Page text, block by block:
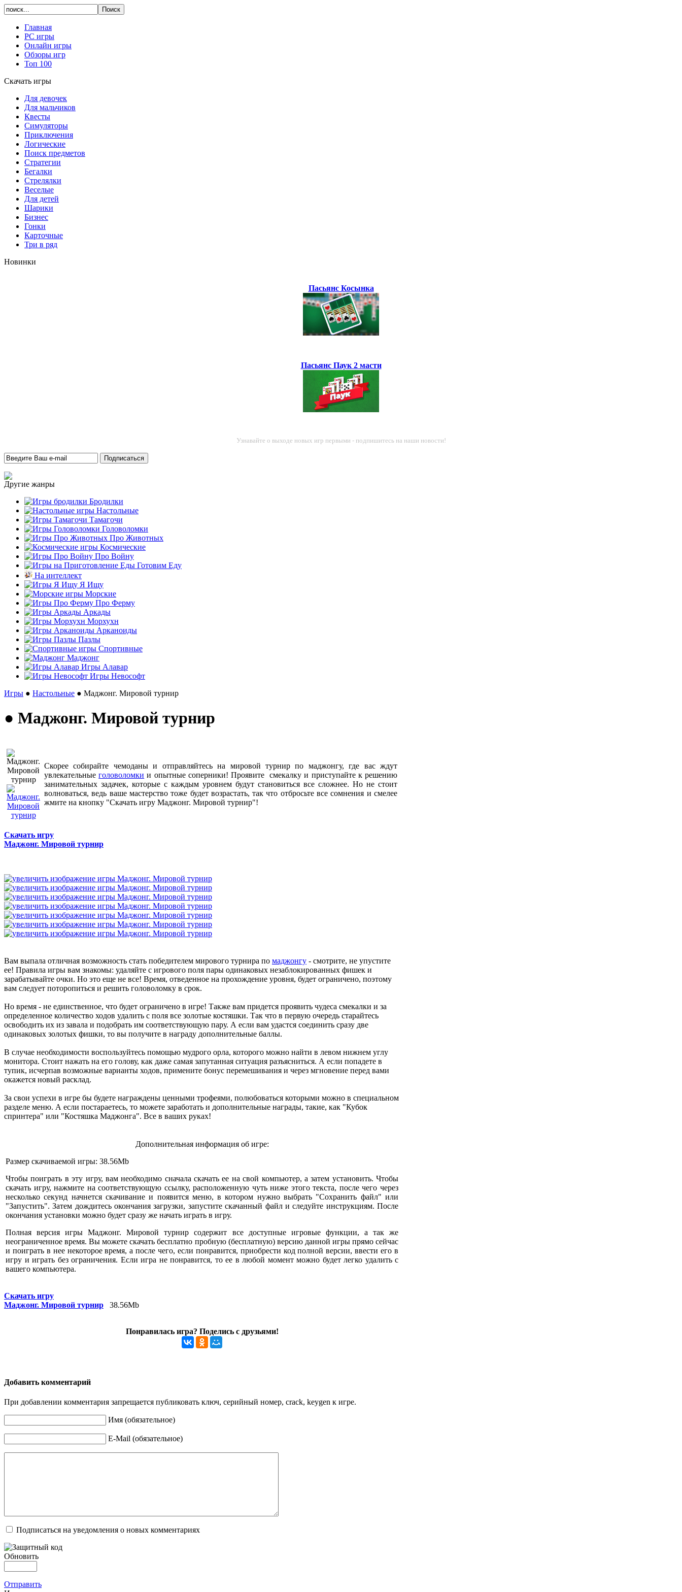
Главная
PC игры
Онлайн игры
Обзоры игр
Топ 100
Скачать игры
Для девочек
Для мальчиков
Квесты
Симуляторы
Приключения
Логические
Поиск предметов
Стратегии
Бегалки
Стрелялки
Веселые
Для детей
Шарики
Бизнес
Гонки
Карточные
Три в ряд
Новинки
Пасьянс Косынка
Пасьянс Паук 2 масти
Узнавайте о выходе новых игр первыми - подпишитесь на наши новости!
Другие жанры
Бродилки
Настольные
Тамагочи
Головоломки
Про Животных
Космические
Про Войну
Готовим Еду
На интеллект
Я Ищу
Морские
Про Ферму
Аркады
Морхухн
Арканоиды
Пазлы
Спортивные
Маджонг
Игры Алавар
Игры Невософт
Игры ● Настольные ● Маджонг. Мировой турнир
● Маджонг. Мировой турнир
Скорее собирайте чемоданы и отправляйтесь на мировой турнир по маджонгу, где вас ждут
увлекательныеголоволомки и опытные соперники! Проявите смекалку и приступайте к решению
занимательных задачек, которые с каждым уровнем будут становиться все сложнее. Но не стоит
волноваться, ведь ваше мастерство тоже будет возрастать, так что отбросьте все сомнения и смелее
жмите на кнопку "Скачать игру Маджонг. Мировой турнир"!
Скачать игру
Маджонг. Мировой турнир
Вам выпала отличная возможность стать победителем мирового турнира по маджонгу - смотрите, не упустите
ее! Правила игры вам знакомы: удаляйте с игрового поля пары одинаковых незаблокированных фишек и
зарабатывайте очки. Но это еще не все! Время, отведенное на прохождение уровня, будет ограничено, поэтому
вам следует поторопиться и решить головоломку в срок.
Но время - не единственное, что будет ограничено в игре! Также вам придется проявить чудеса смекалки и за
определенное количество ходов удалить с поля все золотые костяшки. Так что в первую очередь старайтесь
освободить их из завала и подобрать им соответствующую пару. А если вам удастся соединить сразу две
одинаковых золотых фишки, то вы получите в награду дополнительные баллы.
В случае необходимости воспользуйтесь помощью мудрого орла, которого можно найти в левом нижнем углу
монитора. Стоит нажать на его голову, как даже самая запутанная ситуация разъясниться. А если попадете в
тупик, исчерпав возможные варианты ходов, примените бонус перемешивания и через мгновение перед вами
окажется новый расклад.
За свои успехи в игре бы будете награждены ценными трофеями, полюбоваться которыми можно в специальном
разделе меню. А если постараетесь, то можете заработать и дополнительные награды, такие, как "Кубок
спринтера" или "Костяшка Маджонга". Все в ваших руках!
Дополнительная информация об игре:
Размер скачиваемой игры: 38.56Mb
Чтобы поиграть в эту игру, вам необходимо сначала скачать ее на свой компьютер, а затем установить. Чтобы
скачать игру, нажмите на соответствующую ссылку, расположенную чуть ниже этого текста, после чего через
несколько секунд начнется скачивание и появится меню, в котором нужно выбрать "Сохранить файл" или
"Запустить". Затем дождитесь окончания загрузки, запустите скачанный файл и следуйте инструкциям. После
окончания установки можно будет сразу же начать играть в игру.
Полная версия игры Маджонг. Мировой турнир содержит все доступные игровые функции, а так же
неограниченное время. Вы можете скачать бесплатно пробную (бесплатную) версию данной игры прямо сейчас
и поиграть в нее некоторое время, а после чего, если понравится, приобрести код полной версии, ввести его в
игру и играть без ограничения. Если игра не понравится, то ее в любой момент можно будет легко удалить с
вашего компьютера.
Скачать игру
Маджонг. Мировой турнир 38.56Mb
Понравилась игра? Поделись с друзьями!
Добавить комментарий
При добавлении комментария запрещается публиковать ключ, серийный номер, crack, keygen к игре.
Имя (обязательное)
E-Mail (обязательное)
Подписаться на уведомления о новых комментариях
Обновить
Отправить